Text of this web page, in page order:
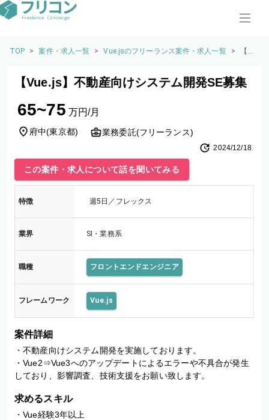
TOP > 案件・求人一覧 > Vue.jsのフリーランス案件・求人一覧 >
【Vu
不動
募集
【Vue.js】不動産向けシステム開発SE募集
65~75 万円/月
府中(東京都) 業務委託(フリーランス)
2024/12/18
この案件・求人について話を聞いてみる
特徴 週5日／フレックス
業界 SI・業務系
職種 フロントエンドエンジニア
フレームワーク Vue.js
案件詳細
・不動産向けシステム開発を実施しております。
・Vue2⇒Vue3へのアップデートによるエラーや不具合が発生
しており、影響調査、技術支援をお願い致します。
求めるスキル
・Vue経験3年以上